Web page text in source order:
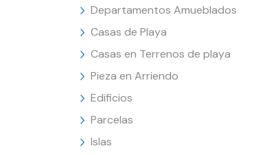
Departamentos Amueblados
Casas de Playa
Casas en Terrenos de playa
Pieza en Arriendo
Edificios
Parcelas
Islas